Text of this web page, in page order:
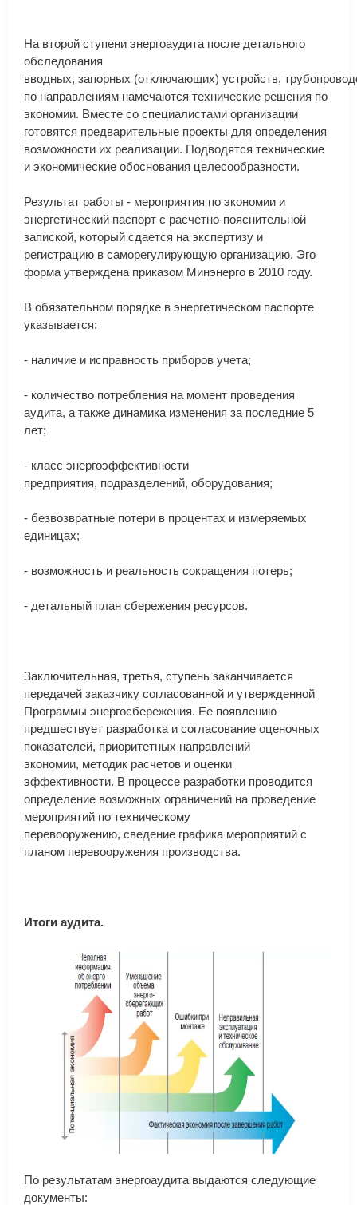
На второй ступени энергоаудита после детального
обследования
вводных, запорных (отключающих) устройств,
по направлениям намечаются технические решения по
экономии. Вместе со специалистами организации
готовятся предварительные проекты для определения
возможности их реализации. Подводятся технические
и экономические обоснования целесообразности.
Результат работы - мероприятия по экономии и
энергетический паспорт с расчетно-пояснительной
запиской, который сдается на экспертизу и
регистрацию в саморегулирующую организацию. Эго
форма утверждена приказом Минэнерго в 2010 году.
В обязательном порядке в энергетическом паспорте
указывается:
- наличие и исправность приборов учета;
- количество потребления на момент проведения
аудита, а также динамика изменения за последние 5
лет;
- класс энергоэффективности
предприятия, подразделений, оборудования;
- безвозвратные потери в процентах и измеряемых
единицах;
- возможность и реальность сокращения потерь;
- детальный план сбережения ресурсов.
Заключительная, третья, ступень заканчивается
передачей заказчику согласованной и утвержденной
Программы энергосбережения. Ее появлению
предшествует разработка и согласование оценочных
показателей, приоритетных направлений
экономии, методик расчетов и оценки
эффективности. В процессе разработки проводится
определение возможных ограничений на проведение
мероприятий по техническому
перевооружению, сведение графика мероприятий с
планом перевооружения производства.
Итоги аудита.
По результатам энергоаудита выдаются следующие
документы: